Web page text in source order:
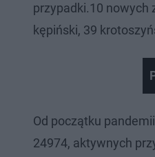
przypadki.10 nowych
kępiński, 39
Od początku
24974, aktywnych